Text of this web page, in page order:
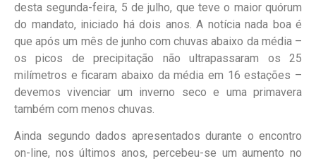
desta segunda-feira, 5 de julho, que teve o maior quórum
do mandato, iniciado há dois anos. A notícia nada boa é
que após um mês de junho com chuvas abaixo da média –
os picos de precipitação não ultrapassaram os 25
milímetros e ficaram abaixo da média em 16 estações –
devemos vivenciar um inverno seco e uma primavera
também com menos chuvas.
Ainda segundo dados apresentados durante o encontro
on-line, nos últimos anos, percebeu-se um aumento no